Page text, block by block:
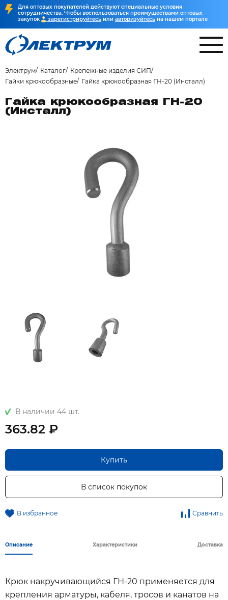
Для оптовых покупателей действуют специальные условия
сотрудничества. Чтобы воспользоваться преимуществами оптовых
закупок
зарегистрируйтесь или авторизуйтесь на нашем портале
Электрум Каталог
Крепежные изделия СИП
Гайки крюкообразные
Гайка крюкообразная ГН-20 (Инсталл)
Гайка крюкообразная ГН-20
(Инсталл)
В наличии 44 шт.
363.82 ₽
Купить
В список покупок
В избранное Сравнить
Описание Характеристики Доставка
Крюк накручивающийся ГН-20 применяется для
крепления арматуры, кабеля, тросов и канатов на